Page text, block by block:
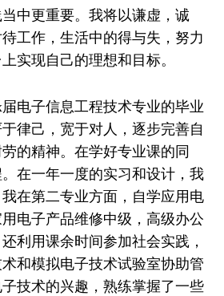
中更重要。我将以谦虚，诚
工作，生活中的得与失，努力
实现自己的理想和目标。
子信息工程技术专业的毕业
律己，宽于对人，逐步完善自
的精神。在学好专业课的同
在一年一度的实习和设计，我
在第二专业方面，自学应用电
电子产品维修中级，高级办公
利用课余时间参加社会实践，
和模拟电子技术试验室协助管
技术的兴趣，熟练掌握了一些